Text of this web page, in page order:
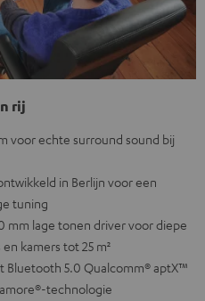
rij
voor echte surround sound bij
in Berlijn voor een
tuning
mm lage tonen driver voor diepe
kamers tot 25 m²
5.0 Qualcomm® aptX™
technologie